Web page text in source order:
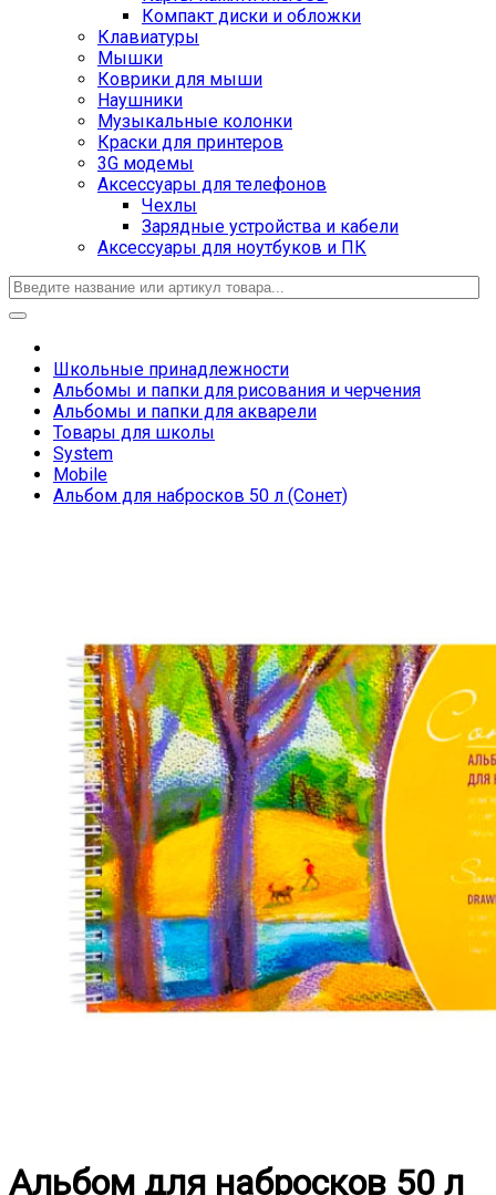
Компакт диски и обложки
Клавиатуры
Мышки
Коврики для мыши
Наушники
Музыкальные колонки
Краски для принтеров
3G модемы
Аксессуары для телефонов
Чехлы
Зарядные устройства и кабели
Аксессуары для ноутбуков и ПК
Школьные принадлежности
Альбомы и папки для рисования и черчения
Альбомы и папки для акварели
Товары для школы
System
Mobile
Альбом для набросков 50 л (Сонет)
Альбом для набросков 50 л